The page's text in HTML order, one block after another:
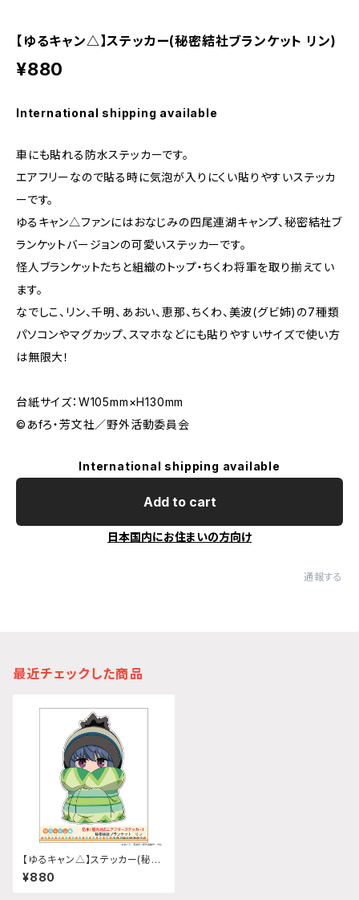
【ゆるキャン△】ステッカー(秘密結社ブランケット リン)
¥880
International shipping available
車にも貼れる防水ステッカーです。
エアフリーなので貼る時に気泡が入りにくい貼りやすいステッカ
ーです。
ゆるキャン△ファンにはおなじみの四尾連湖キャンプ、秘密結社ブ
ランケットバージョンの可愛いステッカーです。
怪人ブランケットたちと組織のトップ・ちくわ将軍を取り揃えてい
ます。
なでしこ、リン、千明、あおい、恵那、ちくわ、美波(グビ姉)の7種類
パソコンやマグカップ、スマホなどにも貼りやすいサイズで使い方
は無限大！
台紙サイズ：W105mm×H130mm
©あfろ・芳文社／野外活動委員会
International shipping available
Add to cart
日本国内にお住まいの方向け
通報する
最近チェックした商品
【ゆるキャン△】ステッカー(秘密
結社ブランケット リン)
¥880